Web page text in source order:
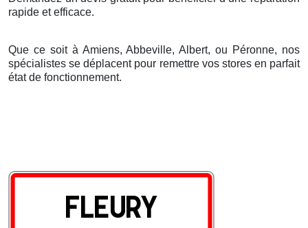
rapide et efficace.
Que ce soit à Amiens, Abbeville, Albert, ou Péronne, nos
spécialistes se déplacent pour remettre vos stores en parfait
état de fonctionnement.